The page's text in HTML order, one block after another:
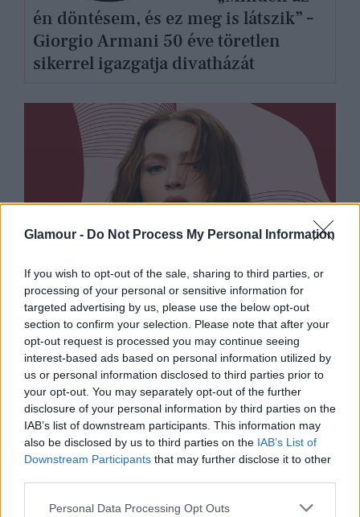
Glamour - Do Not Process My Personal Information
If you wish to opt-out of the sale, sharing to third parties, or
processing of your personal or sensitive information for
targeted advertising by us, please use the below opt-out
section to confirm your selection. Please note that after your
opt-out request is processed you may continue seeing
interest-based ads based on personal information utilized by
us or personal information disclosed to third parties prior to
your opt-out. You may separately opt-out of the further
disclosure of your personal information by third parties on the
IAB’s list of downstream participants. This information may
also be disclosed by us to third parties on the IAB’s List of
Downstream Participants that may further disclose it to other
Please note that this website/app uses one or more Google
Personal Data Processing Opt Outs
én döntésem, és ez meg is látszik” –
Giorgio Armani 50 éve töretlen
sikerrel igazgatja divatházát
SZÉPSÉG
5 csodás új parfüm, ha kifejezetten
őszi illatot keresel